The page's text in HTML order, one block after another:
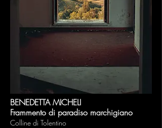
BENEDETTA MICHELI
Frammento di paradiso marchigiano
Colline di Tolentino